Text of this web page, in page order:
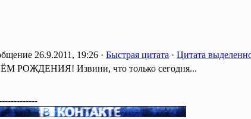
26.9.2011, 19:26 · Быстрая цитата · Цитата
РОЖДЕНИЯ! Извини, что только сегодня...